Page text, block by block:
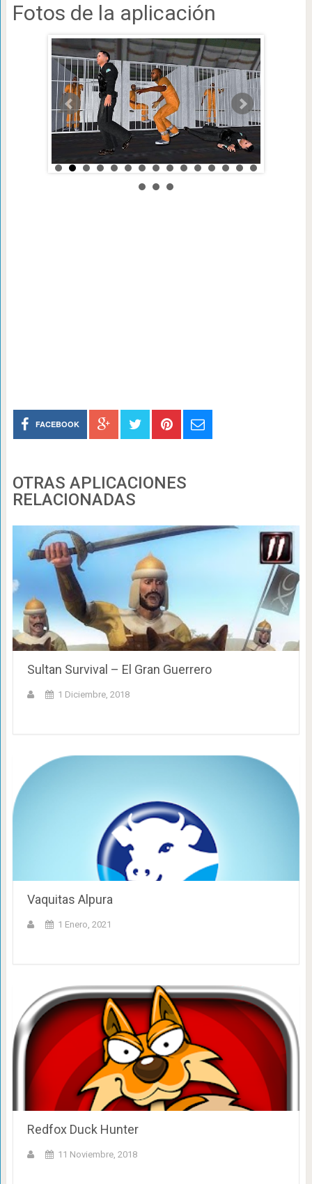
Fotos de la aplicación
FACEBOOK
OTRAS APLICACIONES
RELACIONADAS
Sultan Survival – El Gran Guerrero
1 Diciembre, 2018
Vaquitas Alpura
1 Enero, 2021
Redfox Duck Hunter
11 Noviembre, 2018